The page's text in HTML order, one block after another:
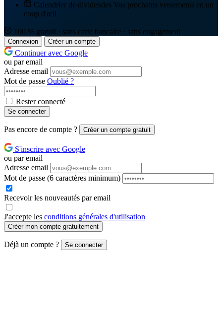
Calendrier de dividendes Vos prochains versements en un
coup d'œil
100 % gratuit · sans carte bancaire · sans engagement
Connexion Créer un compte
Continuer avec Google
ou par email
Adresse email
Mot de passe Oublié ?
Rester connecté
Se connecter
Pas encore de compte ? Créer un compte gratuit
S'inscrire avec Google
ou par email
Adresse email
Mot de passe (6 caractères minimum)
Recevoir les nouveautés par email
J'accepte les conditions générales d'utilisation
Créer mon compte gratuitement
Déjà un compte ? Se connecter